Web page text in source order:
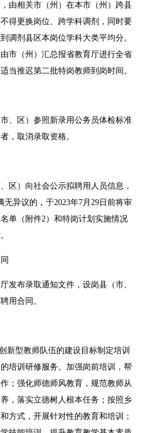
由相关市（州）在本市（州）跨县
得更换岗位、跨学科调剂，同时要
调剂县区本岗位学科大类平均分。
市（州）汇总报省教育厅进行全省
当推迟第二批特岗教师到岗时间。
、区）参照新录用公务员体检标准
，取消录取资格。
区）向社会公示拟聘用人员信息，
异议的，于2023年7月29日前将审
单（附件2）和特岗计划实施情况
发布录取通知文件，设岗县（市、
用合同。
新型教师队伍的建设目标制定培训
培训研修服务。加强岗前培训，帮
；强化师德师风教育，规范教师从
，落实立德树人根本任务；按照乡
方式，开展针对性的教育和培训；